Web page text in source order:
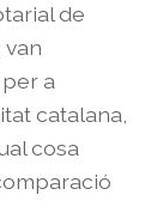
de
van
a
catalana,
cosa